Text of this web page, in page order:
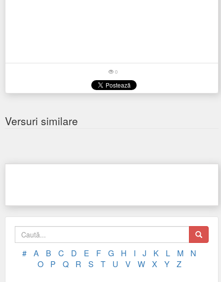
0
Versuri similare
# A B C D E F G H I J K L M
N
O
P Q R S T U V W X Y Z